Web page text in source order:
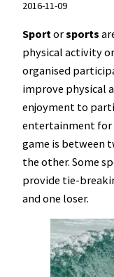
2016-11-09
Sport orsports
physical activity
organised
improve physical
enjoyment to
entertainment for
game is between
the other. Some
provide tie-
and one loser.